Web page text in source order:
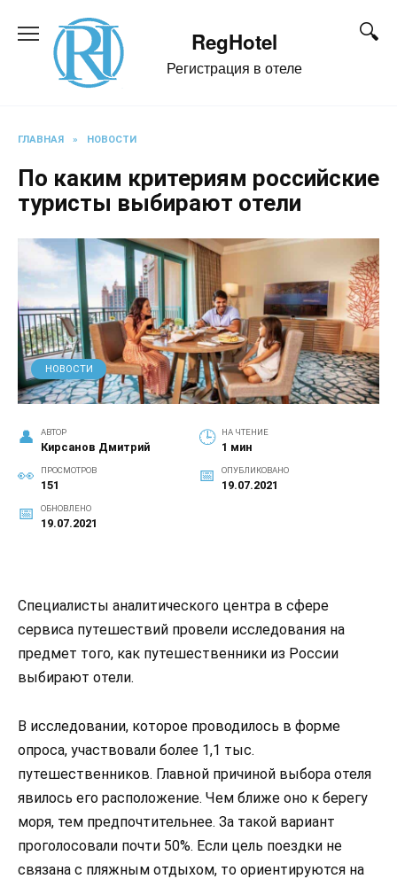
содержанию
RegHotel
Регистрация в отеле
ГЛАВНАЯ » НОВОСТИ
По каким критериям российские
туристы выбирают отели
НОВОСТИ
АВТОР
Кирсанов Дмитрий
НА ЧТЕНИЕ
1 мин
ПРОСМОТРОВ
151
ОПУБЛИКОВАНО
19.07.2021
ОБНОВЛЕНО
19.07.2021
Специалисты аналитического центра в сфере
сервиса путешествий провели исследования на
предмет того, как путешественники из России
выбирают отели.
В исследовании, которое проводилось в форме
опроса, участвовали более 1,1 тыс.
путешественников. Главной причиной выбора отеля
явилось его расположение. Чем ближе оно к берегу
моря, тем предпочтительнее. За такой вариант
проголосовали почти 50%. Если цель поездки не
связана с пляжным отдыхом, то ориентируются на